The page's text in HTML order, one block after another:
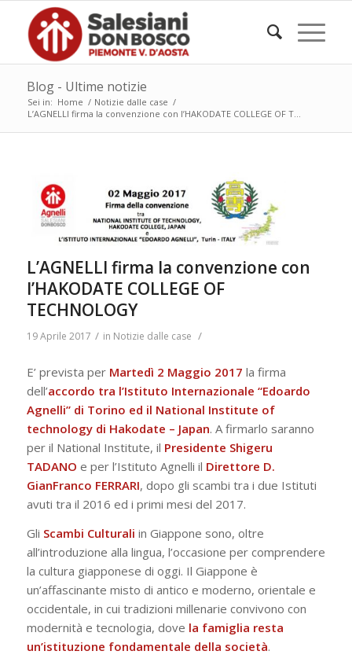
Blog - Ultime notizie
Sei in: Home / Notizie dalle case /
L’AGNELLI firma la convenzione con l’HAKODATE COLLEGE OF T...
L’AGNELLI firma la convenzione con
l’HAKODATE COLLEGE OF
TECHNOLOGY
19 Aprile 2017 / in Notizie dalle case /
E’ prevista per Martedì 2 Maggio 2017 la firma
dell’accordo tra l’Istituto Internazionale “Edoardo
Agnelli” di Torino ed il National Institute of
technology di Hakodate – Japan. A firmarlo saranno
per il National Institute, il Presidente Shigeru
TADANO e per l’Istituto Agnelli il Direttore D.
GianFranco FERRARI, dopo gli scambi tra i due Istituti
avuti tra il 2016 ed i primi mesi del 2017.
Gli Scambi Culturali in Giappone sono, oltre
all’introduzione alla lingua, l’occasione per comprendere
la cultura giapponese di oggi. Il Giappone è
un’affascinante misto di antico e moderno, orientale e
occidentale, in cui tradizioni millenarie convivono con
modernità e tecnologia, dove la famiglia resta
un’istituzione fondamentale della società.